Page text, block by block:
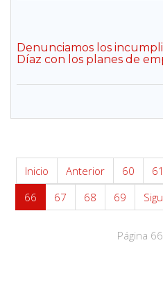
Denunciamos los
Díaz con los planes de
Inicio Anterior 60 61
66
67 68 69
Página